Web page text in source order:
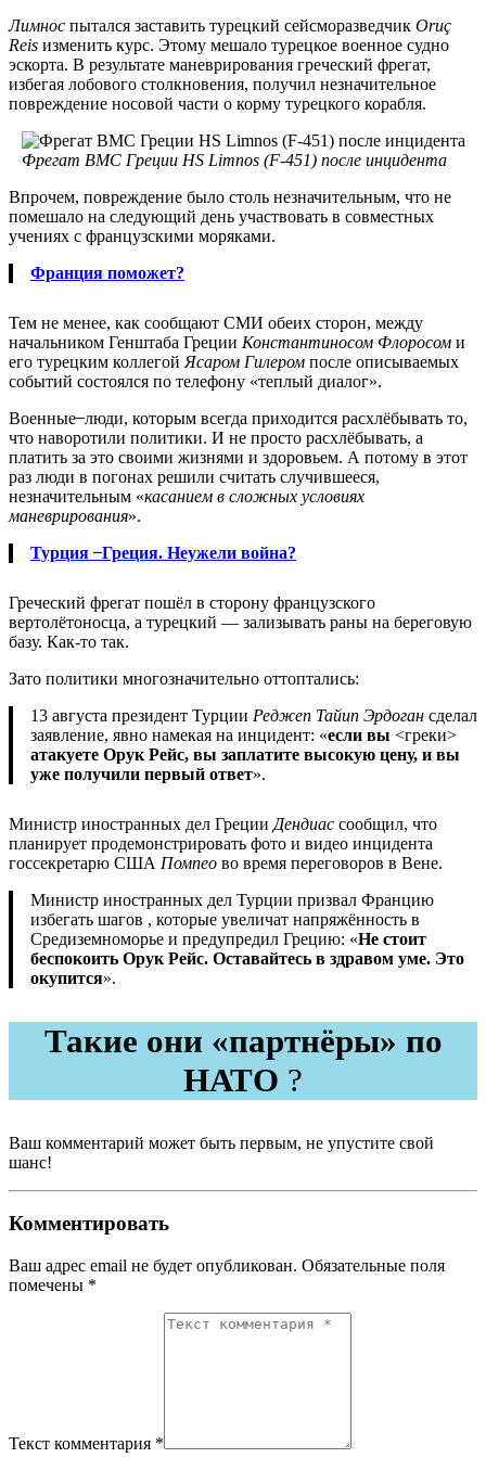
Лимнос пытался заставить турецкий сейсморазведчик Oruç
Reis изменить курс. Этому мешало турецкое военное судно
эскорта. В результате маневрирования греческий фрегат,
избегая лобового столкновения, получил незначительное
повреждение носовой части о корму турецкого корабля.
Фрегат ВМС Греции HS Limnos (F-451) после инцидента
Впрочем, повреждение было столь незначительным, что не
помешало на следующий день участвовать в совместных
учениях с французскими моряками.
Франция поможет?
Тем не менее, как сообщают СМИ обеих сторон, между
начальником Генштаба Греции Константиносом Флоросом и
его турецким коллегой Ясаром Гилером после описываемых
событий состоялся по телефону «теплый диалог».
Военные ̶ люди, которым всегда приходится расхлёбывать то,
что наворотили политики. И не просто расхлёбывать, а
платить за это своими жизнями и здоровьем. А потому в этот
раз люди в погонах решили считать случившееся,
незначительным «касанием в сложных условиях
маневрирования».
Турция ̶ Греция. Неужели война?
Греческий фрегат пошёл в сторону французского
вертолётоносца, а турецкий — зализывать раны на береговую
базу. Как-то так.
Зато политики многозначительно оттоптались:
13 августа президент Турции Реджеп Тайип Эрдоган сделал
заявление, явно намекая на инцидент: «если вы <греки>
атакуете Орук Рейс, вы заплатите высокую цену, и вы
уже получили первый ответ».
Министр иностранных дел Греции Дендиас сообщил, что
планирует продемонстрировать фото и видео инцидента
госсекретарю США Помпео во время переговоров в Вене.
Министр иностранных дел Турции призвал Францию
избегать шагов , которые увеличат напряжённость в
Средиземноморье и предупредил Грецию: «Не стоит
беспокоить Орук Рейс. Оставайтесь в здравом уме. Это
окупится».
Такие они «партнёры» по
НАТО ?
Ваш комментарий может быть первым, не упустите свой
шанс!
Комментировать
Ваш адрес email не будет опубликован. Обязательные поля
помечены *
Текст комментария *